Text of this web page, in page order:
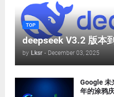
TOP
deepseek V3.2 版本
by Lksr - December 03, 2025
Google 未
年的涂鸦